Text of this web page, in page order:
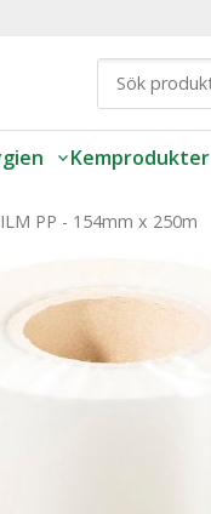
Kemprodukter
PP - 154mm x 250m